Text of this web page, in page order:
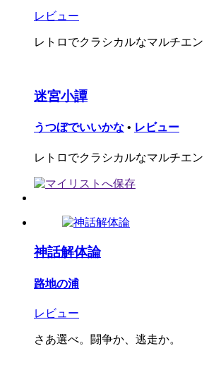
レビュー
レトロでクラシカルなマルチエ
迷宮小譚
うつぼでいいかな • レビュー
レトロでクラシカルなマルチエ
神話解体論
路地の浦
レビュー
さあ選べ。闘争か、逃走か。